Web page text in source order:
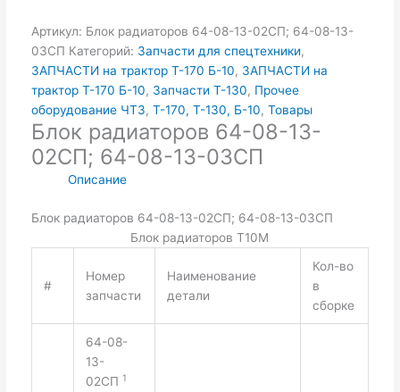
Артикул: Блок радиаторов 64-08-13-02СП; 64-08-13-
03СП Категорий: Запчасти для спецтехники,
ЗАПЧАСТИ на трактор Т-170 Б-10, ЗАПЧАСТИ на
трактор Т-170 Б-10, Запчасти Т-130, Прочее
оборудование ЧТЗ, Т-170, Т-130, Б-10, Товары
Блок радиаторов 64-08-13-
02СП; 64-08-13-03СП
Описание
Блок радиаторов 64-08-13-02СП; 64-08-13-03СП
Блок радиаторов Т10М
#
Номер
запчасти
Наименование
детали
Кол-во
в
сборке
64-08-
13-
02СП1